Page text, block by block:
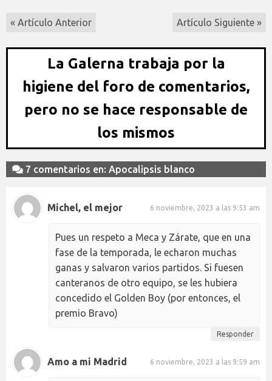
« Artículo Anterior Artículo Siguiente »
La Galerna trabaja por la
higiene del foro de comentarios,
pero no se hace responsable de
los mismos
7 comentarios en: Apocalipsis blanco
Míchel, el mejor 6 noviembre, 2023 a las 9:53 am
Pues un respeto a Meca y Zárate, que en una
fase de la temporada, le echaron muchas
ganas y salvaron varios partidos. Si fuesen
canteranos de otro equipo, se les hubiera
concedido el Golden Boy (por entonces, el
premio Bravo)
Responder
Amo a mi Madrid 6 noviembre, 2023 a las 9:59 am